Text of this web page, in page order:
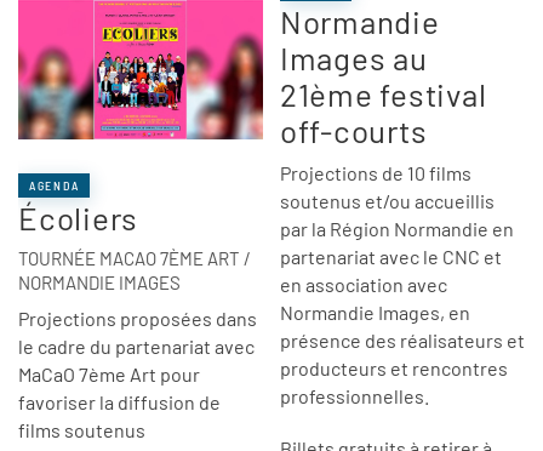
AGENDA
Écoliers
TOURNÉE MACAO 7ÈME ART /
NORMANDIE IMAGES
Projections proposées dans
le cadre du partenariat avec
MaCaO 7ème Art pour
favoriser la diffusion de
films soutenus
Normandie
Images au
21ème festival
off-courts
Projections de 10 films
soutenus et/ou accueillis
par la Région Normandie en
partenariat avec le CNC et
en association avec
Normandie Images, en
présence des réalisateurs et
producteurs et rencontres
professionnelles.